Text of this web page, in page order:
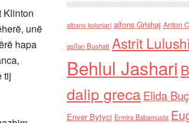
Klinton
unë
hapa
tij
albano kolonjari alfons Grishaj Anton
asllan Bushati Astrit Lulushi
Behlul Jashari
dalip grecaElida
Enver Bytyci Ermira Babamusta